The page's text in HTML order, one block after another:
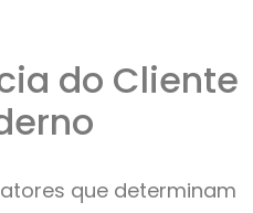
do Cliente
que determinam